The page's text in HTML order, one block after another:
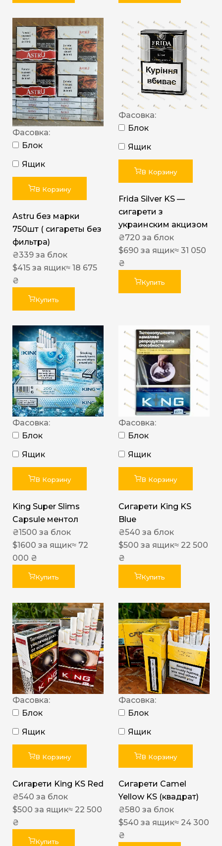
Фасовка:
Блок
Ящик
В Корзину
Astru без марки
750шт ( сигареты без
фильтра)
₴339 за блок
$415 за ящик≈ 18 675
₴
Купить
Фасовка:
Блок
Ящик
В Корзину
Frida Silver KS —
сигарети з
украинским акцизом
₴720 за блок
$690 за ящик≈ 31 050
₴
Купить
Фасовка:
Блок
Ящик
В Корзину
King Super Slims
Capsule ментол
₴1500 за блок
$1600 за ящик≈ 72
000 ₴
Купить
Фасовка:
Блок
Ящик
В Корзину
Сигарети King KS
Blue
₴540 за блок
$500 за ящик≈ 22 500
₴
Купить
Фасовка:
Блок
Ящик
В Корзину
Сигарети King KS Red
₴540 за блок
$500 за ящик≈ 22 500
₴
Купить
Фасовка:
Блок
Ящик
В Корзину
Сигарети Camel
Yellow KS (квадрат)
₴580 за блок
$540 за ящик≈ 24 300
₴